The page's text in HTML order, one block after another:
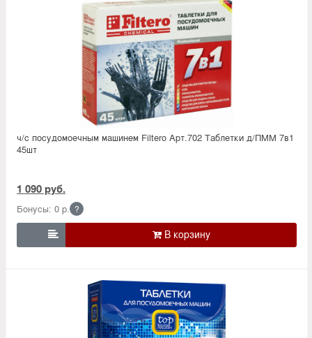
ч/с посудомоечным машинем Filtero Арт.702 Таблетки д/ПММ 7в1
45шт
1 090 руб.
Бонусы: 0 р. ?
